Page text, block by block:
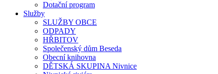
Dotační program
Služby
SLUŽBY OBCE
ODPADY
HŘBITOV
Společenský dům Beseda
Obecní knihovna
DĚTSKÁ SKUPINA Nivnice